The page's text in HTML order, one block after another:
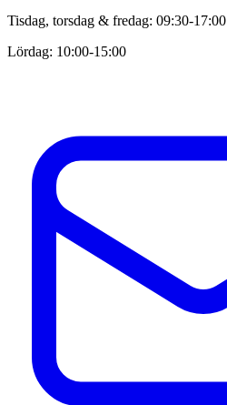
Tisdag, torsdag & fredag: 09:30-17:00
Lördag: 10:00-15:00